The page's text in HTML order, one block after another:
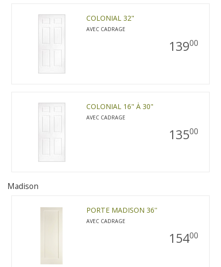
COLONIAL 32"
AVEC CADRAGE
13900
COLONIAL 16" À 30"
AVEC CADRAGE
13500
Madison
PORTE MADISON 36''
AVEC CADRAGE
15400